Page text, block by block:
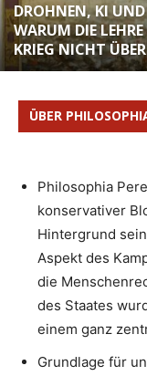
DROHNEN, KI
WARUM DIE
KRIEG NICHT
ÜBER
Philosophia
konservativer
Hintergrund
Aspekt des
die
des Staates
einem ganz
Grundlage für